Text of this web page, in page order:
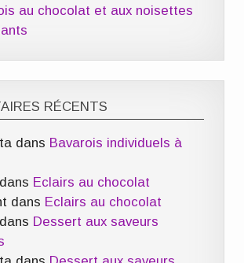
au chocolat et aux noisettes
RÉCENTS
dans Bavarois individuels à
dans Eclairs au chocolat
dans Eclairs au chocolat
dans Dessert aux saveurs